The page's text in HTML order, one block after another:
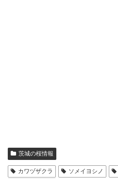
茨城の桜情報
カワヅザクラ ソメイヨシノ